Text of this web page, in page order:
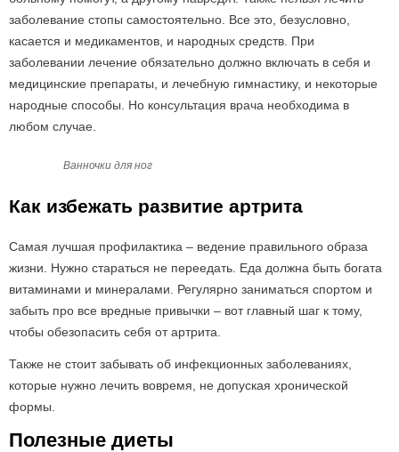
заболевание стопы самостоятельно. Все это, безусловно,
касается и медикаментов, и народных средств. При
заболевании лечение обязательно должно включать в себя и
медицинские препараты, и лечебную гимнастику, и некоторые
народные способы. Но консультация врача необходима в
любом случае.
Ванночки для ног
Как избежать развитие артрита
Самая лучшая профилактика – ведение правильного образа
жизни. Нужно стараться не переедать. Еда должна быть богата
витаминами и минералами. Регулярно заниматься спортом и
забыть про все вредные привычки – вот главный шаг к тому,
чтобы обезопасить себя от артрита.
Также не стоит забывать об инфекционных заболеваниях,
которые нужно лечить вовремя, не допуская хронической
формы.
Полезные диеты